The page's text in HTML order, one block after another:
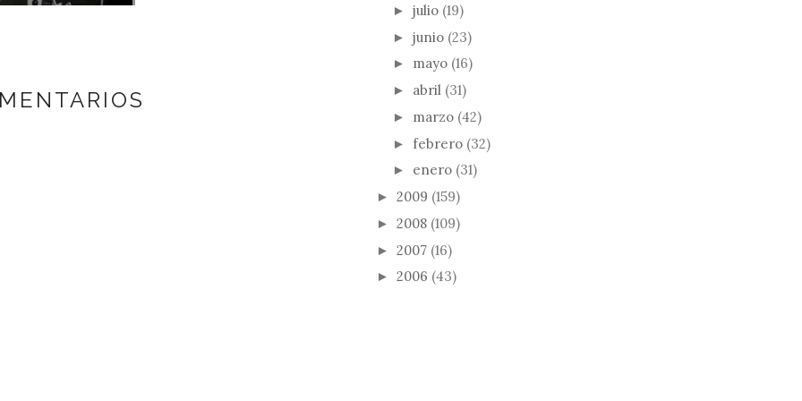
► julio (19)
► junio (23)
► mayo (16)
► abril (31)
► marzo (42)
► febrero (32)
► enero (31)
► 2009 (159)
► 2008 (109)
► 2007 (16)
► 2006 (43)